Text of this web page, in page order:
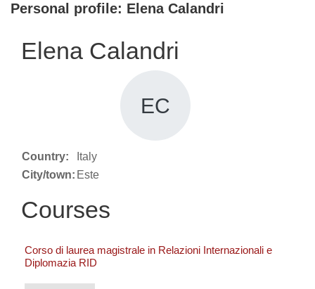
Personal profile: Elena Calandri
Elena Calandri
EC
Country:
Italy
City/town: Este
Courses
Corso di laurea magistrale in Relazioni Internazionali e
Diplomazia RID